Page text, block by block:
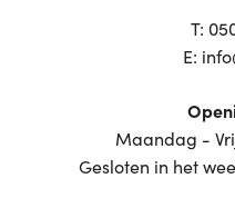
T:
E:
Maandag -
Gesloten in het